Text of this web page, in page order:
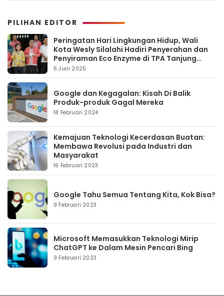
PILIHAN EDITOR
Peringatan Hari Lingkungan Hidup, Wali
Kota Wesly Silalahi Hadiri Penyerahan dan
Penyiraman Eco Enzyme di TPA Tanjung
Pinggir
5 Juni 2025
Google dan Kegagalan: Kisah Di Balik
Produk-produk Gagal Mereka
18 Februari 2024
Kemajuan Teknologi Kecerdasan Buatan:
Membawa Revolusi pada Industri dan
Masyarakat
16 Februari 2023
Google Tahu Semua Tentang Kita, Kok Bisa?
9 Februari 2023
Microsoft Memasukkan Teknologi Mirip
ChatGPT ke Dalam Mesin Pencari Bing
9 Februari 2023